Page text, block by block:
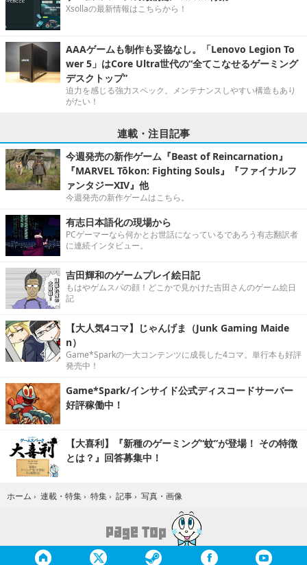
Xsollaの最新情報はこちらから！
AAAゲームも制作も妥協なし。「Lenovo Legion To
wer 5」はCore Ultra世代の“全てこなせるゲーミング
デスクトップ”
迫力を感じる強力スペック。メンテナンスしやすい構造もあり
がたい！
連載・注目記事
今週発売の新作ゲーム『Beast of Reincarnation』
『MARVEL Tōkon: Fighting Souls』『ファイナルフ
ァンタジーXIV』他
今週発売の新作ゲームはこちら。
有志日本語化の現場から
PCゲーマーなら何かとお世話になっているであろう有志翻訳者
に連続インタビュー。
吉田輝和のゲームプレイ絵日記
もはやゲムスパの顔！どこかで見かけた吉田さんのゲーム絵日
記
【大人気4コマ】じゃんげま（Junk Gaming Maide
n）
Game*Sparkの一大コンテンツに成長した4コマ。単行本も好評
発売中！
Game*Spark/インサイド公式ディスコードサーバー
好評稼働中！
【大喜利】『新種のゲーミング“蚊”が登場！ その特徴
とは？』回答募集中！
ホーム › 連載・特集 › 特集 › 記事 › 写真・画像